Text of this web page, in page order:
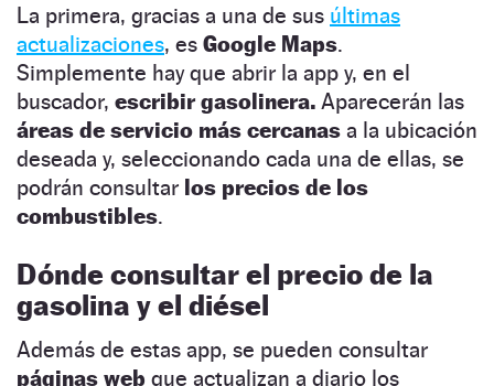
La primera, gracias a una de sus últimas
actualizaciones, es Google Maps.
Simplemente hay que abrir la app y, en el
buscador, escribir gasolinera. Aparecerán las
áreas de servicio más cercanas a la ubicación
deseada y, seleccionando cada una de ellas, se
podrán consultar los precios de los
combustibles.
Dónde consultar el precio de la
gasolina y el diésel
Además de estas app, se pueden consultar
páginas web que actualizan a diario los